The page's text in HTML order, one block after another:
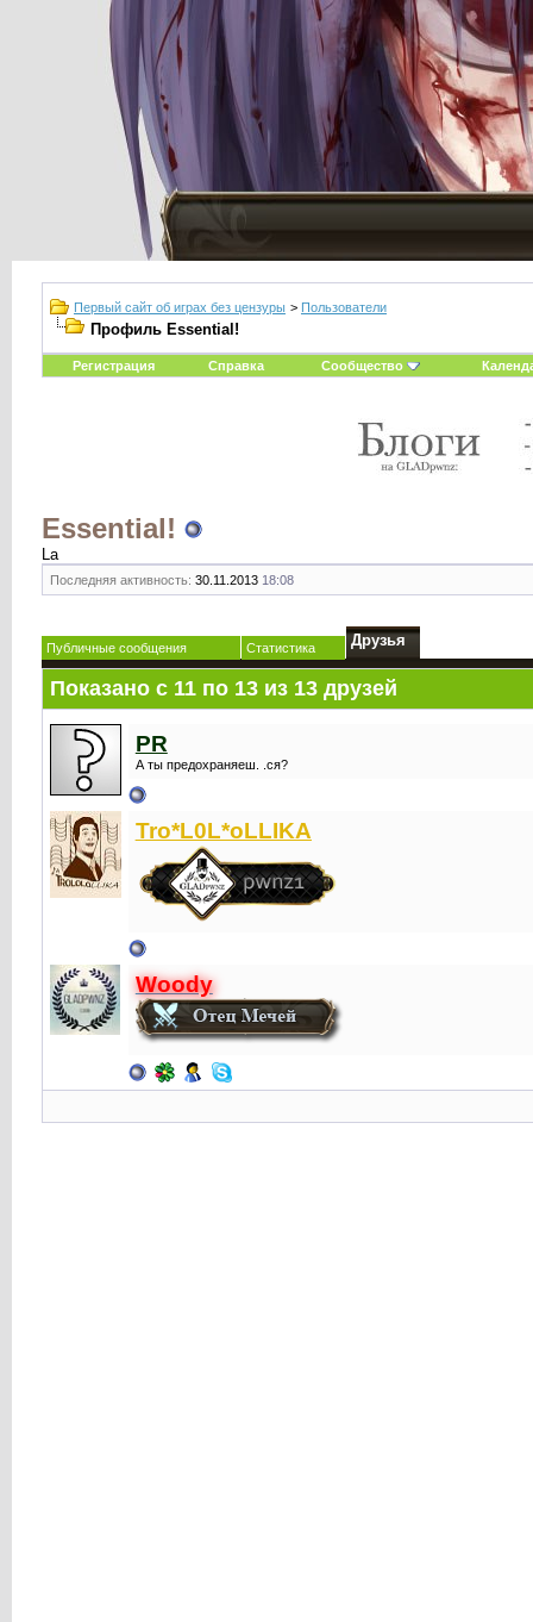
Первый сайт об играх без цензуры > Пользователи
Профиль Essential!
Регистрация Справка Сообщество
Essential!
La
Последняя активность: 30.11.2013 18:08
Публичные сообщения Статистика Друзья
Показано с 11 по 13 из 13 друзей
PR
А ты предохраняеш. .ся?
Tro*L0L*oLLIKA
Woody